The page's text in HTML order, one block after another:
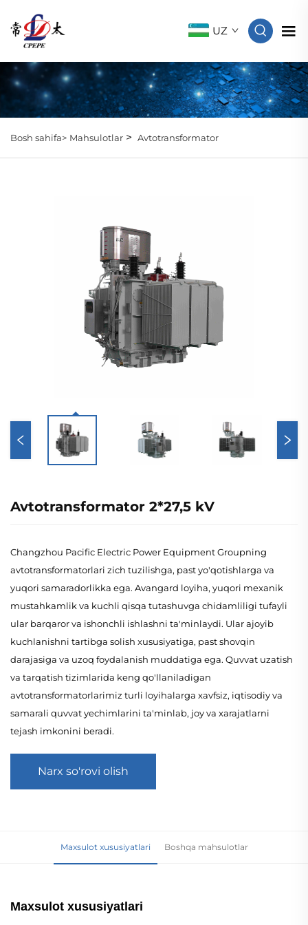
UZ
Bosh sahifa> Mahsulotlar > Avtotransformator
Avtotransformator 2*27,5 kV
Changzhou Pacific Electric Power Equipment Groupning
avtotransformatorlari zich tuzilishga, past yo'qotishlarga va
yuqori samaradorlikka ega. Avangard loyiha, yuqori mexanik
mustahkamlik va kuchli qisqa tutashuvga chidamliligi tufayli
ular barqaror va ishonchli ishlashni ta'minlaydi. Ular ajoyib
kuchlanishni tartibga solish xususiyatiga, past shovqin
darajasiga va uzoq foydalanish muddatiga ega. Quvvat uzatish
va tarqatish tizimlarida keng qo'llaniladigan
avtotransformatorlarimiz turli loyihalarga xavfsiz, iqtisodiy va
samarali quvvat yechimlarini ta'minlab, joy va xarajatlarni
tejash imkonini beradi.
Narx so'rovi olish
Maxsulot xususiyatlari Boshqa mahsulotlar
Maxsulot xususiyatlari